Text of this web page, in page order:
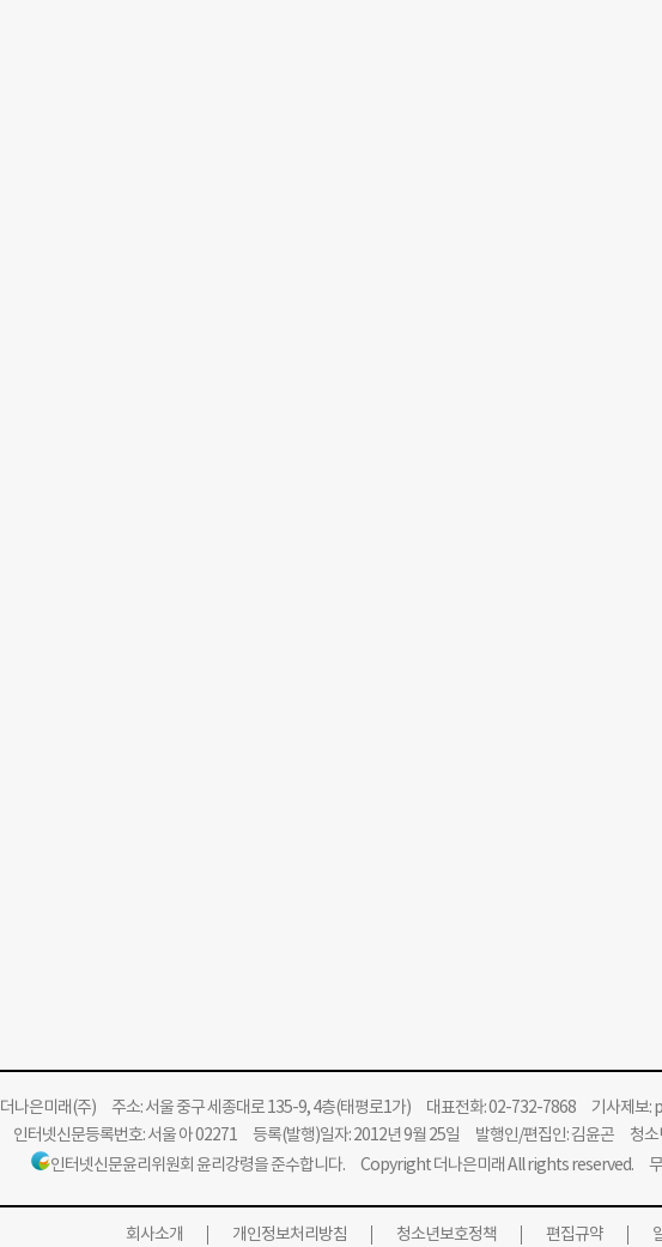
더나은미래(주)주소: 서울 중구 세종대로 135-9, 4층(태평로1가) 대표전화: 02-732-7868 기사제보:
인터넷신문등록번호: 서울 아 02271 등록(발행)일자: 2012년 9월 25일 발행인/편집인: 김윤곤 청소
인터넷신문윤리위원회 윤리강령을 준수합니다. Copyright 더나은미래 All rights reserved. 무
회사소개 개인정보처리방침 청소년보호정책 편집규약